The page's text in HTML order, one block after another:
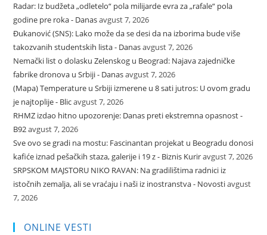
Radar: Iz budžeta „odletelo“ pola milijarde evra za „rafale“ pola
godine pre roka - Danasavgust 7, 2026
Đukanović (SNS): Lako može da se desi da na izborima bude više
takozvanih studentskih lista - Danasavgust 7, 2026
Nemački list o dolasku Zelenskog u Beograd: Najava zajedničke
fabrike dronova u Srbiji - Danasavgust 7, 2026
(Mapa) Temperature u Srbiji izmerene u 8 sati jutros: U ovom gradu
je najtoplije - Blicavgust 7, 2026
RHMZ izdao hitno upozorenje: Danas preti ekstremna opasnost -
B92avgust 7, 2026
Sve ovo se gradi na mostu: Fascinantan projekat u Beogradu donosi
kafiće iznad pešačkih staza, galerije i 19 z - Biznis Kuriravgust 7, 2026
SRPSKOM MAJSTORU NIKO RAVAN: Na gradilištima radnici iz
istočnih zemalja, ali se vraćaju i naši iz inostranstva - Novostiavgust
7, 2026
ONLINE VESTI